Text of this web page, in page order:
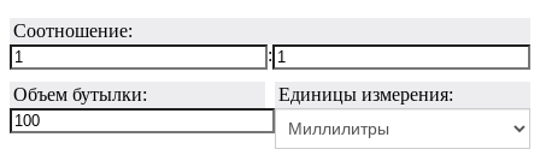
Соотношение:
:
Объем бутылки:
Единицы измерения: